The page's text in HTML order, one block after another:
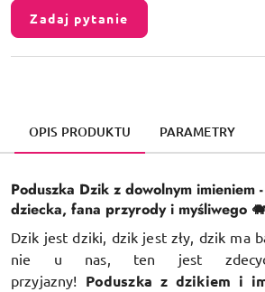
Zadaj pytanie
OPIS PRODUKTU PARAMETRY
Poduszka Dzik z dowolnym imieniem
dziecka, fana przyrody i myśliwego
Dzik jest dziki, dzik jest zły, dzik ma
nie u nas, ten jest
przyjazny! Poduszka z dzikiem i